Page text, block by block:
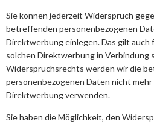
Sie können jederzeit Widerspruch
betreffenden personenbezogenen
Direktwerbung einlegen. Das gilt auch
solchen Direktwerbung in Verbindung
Widerspruchsrechts werden wir die
personenbezogenen Daten nicht
Direktwerbung verwenden.
Sie haben die Möglichkeit, den